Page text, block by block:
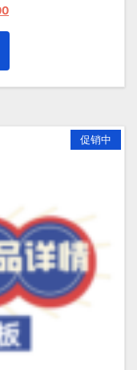
当
为：
¥299.00。
促销中